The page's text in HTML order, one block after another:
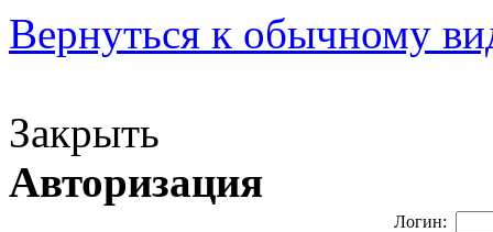
Вернуться к обычному
Закрыть
Авторизация
Логин: